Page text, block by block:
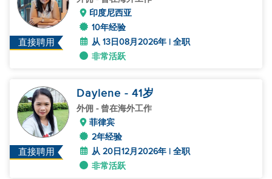
直接聘用
印度尼西亚
10年经验
从 13日08月2026年 | 全职
非常活跃
直接聘用
Daylene - 41岁
外佣 - 曾在海外工作
菲律宾
2年经验
从 20日12月2026年 | 全职
非常活跃